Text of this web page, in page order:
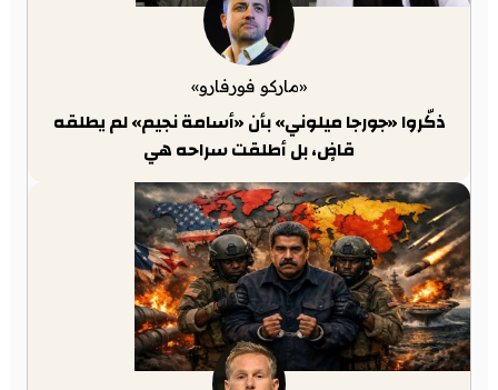
«ماركو فورفارو»
ذكّروا «جورجا ميلوني» بأن «أسامة نجيم» لم يطلقه
قاضٍ، بل أطلقت سراحه هي